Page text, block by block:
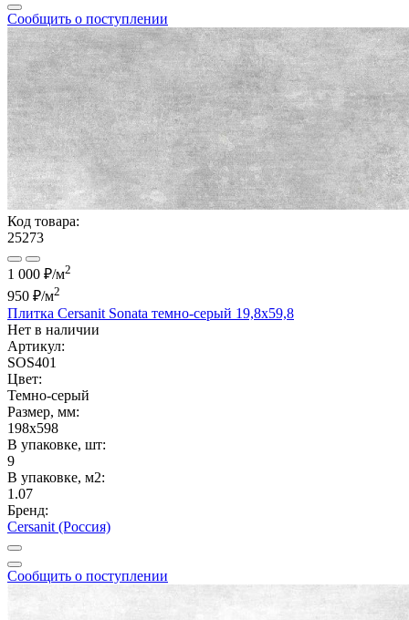
Сообщить о поступлении
Код товара:
25273
1 000 ₽/м2
950 ₽/м2
Плитка Cersanit Sonata темно-серый 19,8x59,8
Нет в наличии
Артикул:
SOS401
Цвет:
Темно-серый
Размер, мм:
198x598
В упаковке, шт:
9
В упаковке, м2:
1.07
Бренд:
Cersanit (Россия)
Сообщить о поступлении